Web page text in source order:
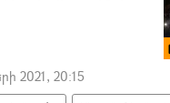
2021, 20:15